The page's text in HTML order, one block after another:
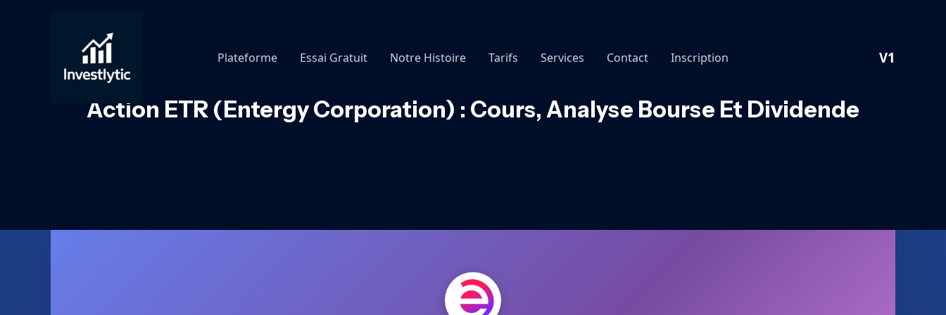
Plateforme
Essai Gratuit Notre Histoire Tarifs Services Contact Inscription V1
Action ETR (Entergy Corporation) : Cours, Analyse Bourse Et Dividende